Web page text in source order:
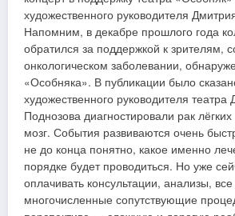
художественного руководителя
Напомним, в декабре прошлого года
обратился за поддержкой к зрителям,
онкологическом заболевании,
«Особняка». В публикации было
художественного руководителя театра
Поднозова диагностировали рак
мозг. События развиваются очень
не до конца понятно, какое именно
порядке будет проводиться. Но уже
оплачивать консультации, анализы,
многочисленные сопутствующие